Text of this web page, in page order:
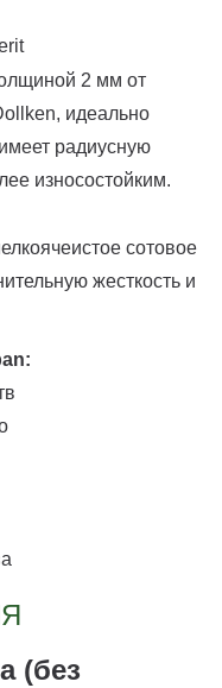
2 мм от
идеально
радиусную
износостойким.
сотовое
жесткость и
(без